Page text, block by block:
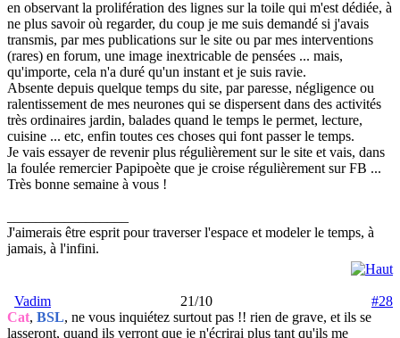
en observant la prolifération des lignes sur la toile qui m'est dédiée, à
ne plus savoir où regarder, du coup je me suis demandé si j'avais
transmis, par mes publications sur le site ou par mes interventions
(rares) en forum, une image inextricable de pensées ... mais,
qu'importe, cela n'a duré qu'un instant et je suis ravie.
Absente depuis quelque temps du site, par paresse, négligence ou
ralentissement de mes neurones qui se dispersent dans des activités
très ordinaires jardin, balades quand le temps le permet, lecture,
cuisine ... etc, enfin toutes ces choses qui font passer le temps.
Je vais essayer de revenir plus régulièrement sur le site et vais, dans
la foulée remercier Papipoète que je croise régulièrement sur FB ...
Très bonne semaine à vous !
J'aimerais être esprit pour traverser l'espace et modeler le temps, à
jamais, à l'infini.
Vadim 21/10
#28
Cat, BSL, ne vous inquiétez surtout pas !! rien de grave, et ils se
lasseront, quand ils verront que je n'écrirai plus tant qu'ils me